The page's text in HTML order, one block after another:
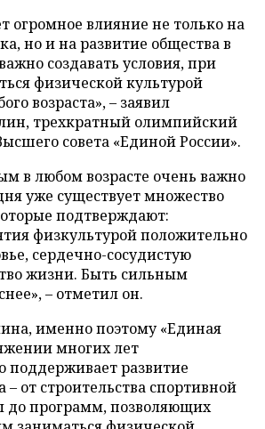
огромное влияние не только на
но и на развитие общества в
создавать условия, при
физической культурой
возраста», – заявил
трехкратный олимпийский
совета «Единой России».
в любом возрасте очень важно
уже существует множество
подтверждают:
физкультурой положительно
сердечно-сосудистую
жизни. Быть сильным
– отметил он.
именно поэтому «Единая
многих лет
поддерживает развитие
– от строительства спортивной
до программ, позволяющих